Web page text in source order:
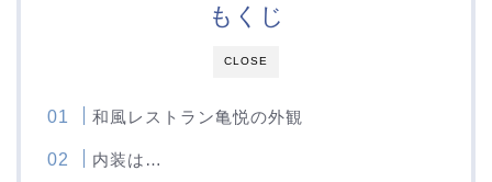
CLOSE
もくじ
和風レストラン亀悦の外観
内装は…